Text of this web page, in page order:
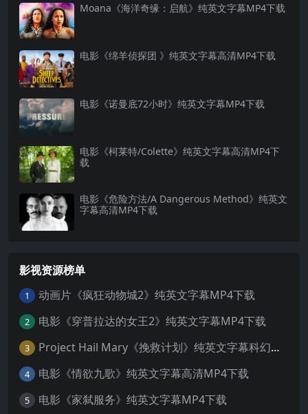
Moana《海洋奇缘：启航》纯英文字幕MP4下载
电影《绵羊侦探团 》纯英文字幕高清MP4下载
电影《诺曼底72小时》纯英文字幕MP4下载
电影《柯莱特/Colette》纯英文字幕高清MP4下
载
电影《危险方法/A Dangerous Method》纯英文
字幕高清MP4下载
影视资源榜单
1 动画片《疯狂动物城2》纯英文字幕MP4下载
2 电影《穿普拉达的女王2》纯英文字幕MP4下载
3 Project Hail Mary《挽救计划》纯英文字幕科幻电影MP4下载
4 电影《情欲九歌》纯英文字幕高清MP4下载
5 电影《家弑服务》纯英文字幕MP4下载